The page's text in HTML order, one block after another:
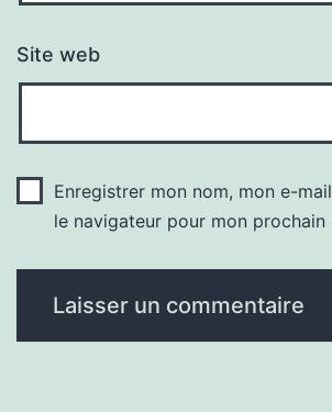
Site web
Enregistrer mon nom, mon e-
le navigateur pour mon prochain